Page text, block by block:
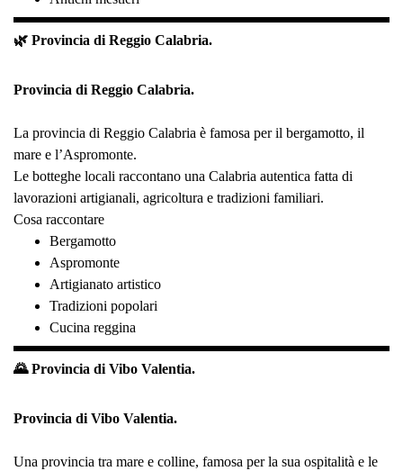
🌿 Provincia di Reggio Calabria.
Provincia di Reggio Calabria.
La provincia di Reggio Calabria è famosa per il bergamotto, il
mare e l’Aspromonte.
Le botteghe locali raccontano una Calabria autentica fatta di
lavorazioni artigianali, agricoltura e tradizioni familiari.
Cosa raccontare
Bergamotto
Aspromonte
Artigianato artistico
Tradizioni popolari
Cucina reggina
🌄 Provincia di Vibo Valentia.
Provincia di Vibo Valentia.
Una provincia tra mare e colline, famosa per la sua ospitalità e le